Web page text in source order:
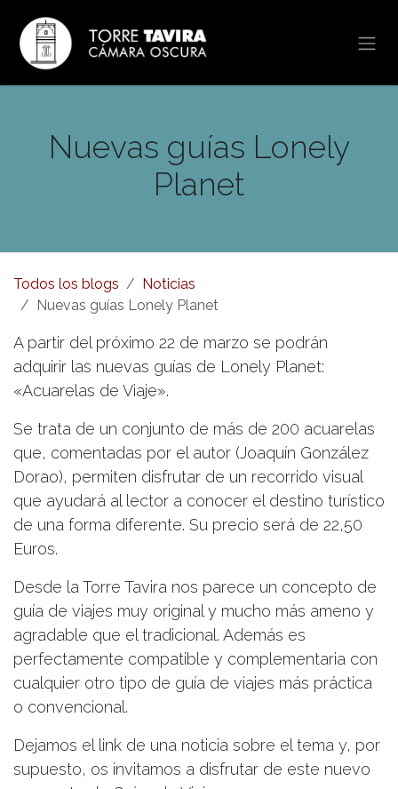
Nuevas guías Lonely
Planet
Todos los blogs
Noticias
Nuevas guías Lonely Planet
A partir del próximo 22 de marzo se podrán
adquirir las nuevas guías de Lonely Planet:
«Acuarelas de Viaje».
Se trata de un conjunto de más de 200 acuarelas
que, comentadas por el autor (Joaquín González
Dorao), permiten disfrutar de un recorrido visual
que ayudará al lector a conocer el destino turístico
de una forma diferente. Su precio será de 22,50
Euros.
Desde la Torre Tavira nos parece un concepto de
guía de viajes muy original y mucho más ameno y
agradable que el tradicional. Además es
perfectamente compatible y complementaria con
cualquier otro tipo de guía de viajes más práctica
o convencional.
Dejamos el link de una noticia sobre el tema y, por
supuesto, os invitamos a disfrutar de este nuevo